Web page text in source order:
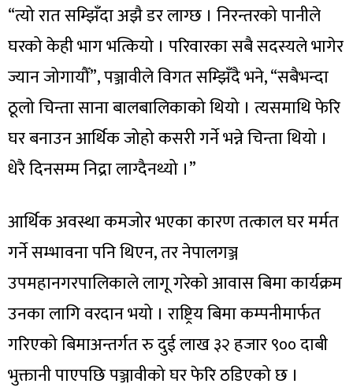
“त्यो रात सम्झिँदा अझै डर लाग्छ । निरन्तरको पानीले
घरको केही भाग भत्कियो । परिवारका सबै सदस्यले भागेर
ज्यान जोगायौँ”, पञ्जावीले विगत सम्झिँदै भने, “सबैभन्दा
ठूलो चिन्ता साना बालबालिकाको थियो । त्यसमाथि फेरि
घर बनाउन आर्थिक जोहो कसरी गर्ने भन्ने चिन्ता थियो ।
धेरै दिनसम्म निद्रा लाग्दैनथ्यो ।”
आर्थिक अवस्था कमजोर भएका कारण तत्काल घर मर्मत
गर्ने सम्भावना पनि थिएन, तर नेपालगञ्ज
उपमहानगरपालिकाले लागू गरेको आवास बिमा कार्यक्रम
उनका लागि वरदान भयो । राष्ट्रिय बिमा कम्पनीमार्फत
गरिएको बिमाअन्तर्गत रु दुई लाख ३२ हजार ९०० दाबी
भुक्तानी पाएपछि पञ्जावीको घर फेरि ठडिएको छ ।